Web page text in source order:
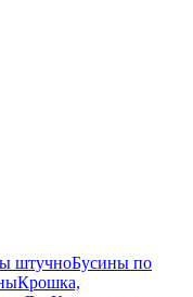
штучноБусины по
Крошка,